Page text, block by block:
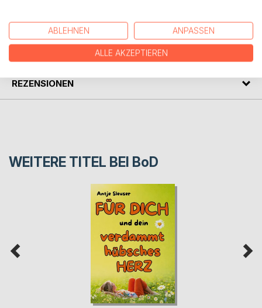
AUTOR/IN
REZENSIONEN
WEITERE TITEL BEI BoD
ABLEHNEN ANPASSEN
ALLE AKZEPTIEREN